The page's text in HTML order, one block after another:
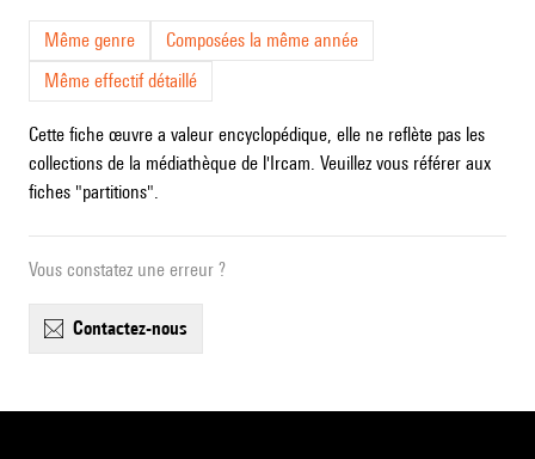
Même genre
Composées la même année
Même effectif détaillé
Cette fiche œuvre a valeur encyclopédique, elle ne reflète pas les
collections de la médiathèque de l'Ircam. Veuillez vous référer aux
fiches "partitions".
Vous constatez une erreur ?
contactez-nous